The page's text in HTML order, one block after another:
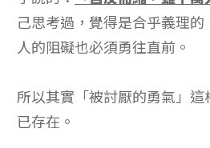
己思考過，覺得是合乎義理
人的阻礙也必須勇往直前。
所以其實「被討厭的勇氣」
已存在。